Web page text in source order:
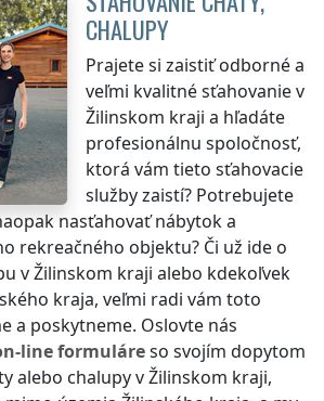
CHALUPY
Prajete si zaistiť odborné a
veľmi kvalitné sťahovaniev
Žilinskom kraji a hľadáte
profesionálnu spoločnosť,
ktorá vám tieto sťahovacie
služby zaistí? Potrebujete
nasťahovať nábytok a
rekreačného objektu? Či už ide o
v Žilinskom kraji alebo kdekoľvek
kraja, veľmi radi vám toto
a poskytneme. Oslovte nás
line formuláreso svojím dopytom
alebo chalupyv Žilinskom kraji,